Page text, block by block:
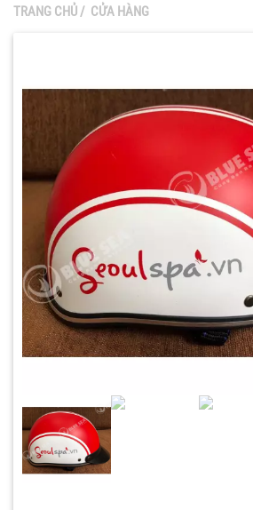
TRANG CHỦ/ CỬA HÀNG